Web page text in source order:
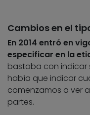
Cambios en el
En 2014 entró en
especificar en la
bastaba con indicar
había que indicar
comenzamos a ver
partes.